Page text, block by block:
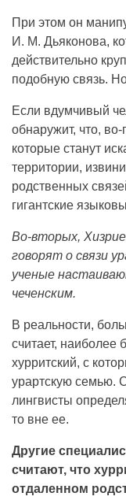
При этом он
И. М. Дьяконова,
действительно
подобную связь.
Если вдумчивый
обнаружит, что,
которые станут
территории,
родственных
гигантские
Во-вторых,
говорят о связи
ученые
чеченским.
В реальности,
считает, наиболее
хурритский, с
урартскую семью.
лингвисты
то вне ее.
Другие
считают, что
отдаленном